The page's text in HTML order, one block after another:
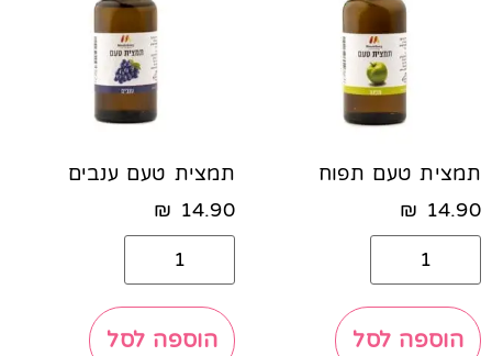
תמצית טעם תפוח
14.90
₪
הוספה לסל
תמצית טעם ענבים
14.90
₪
הוספה לסל